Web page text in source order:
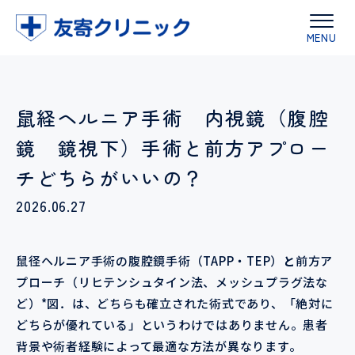
鼠経ヘルニア手術 内視鏡（腹腔
鏡 鏡視下）手術と前方アプロー
チどちらがいいの？
2026.06.27
鼠径ヘルニア手術の腹腔鏡手術（TAPP・TEP） と前方ア
プローチ（リヒテンシュタイン法、メッシュプラグ法な
ど）*図．は、どちらも確立された術式であり、「絶対に
どちらが優れている」というわけではありません。患者
背景や術者経験によって最適な方法が異なります。